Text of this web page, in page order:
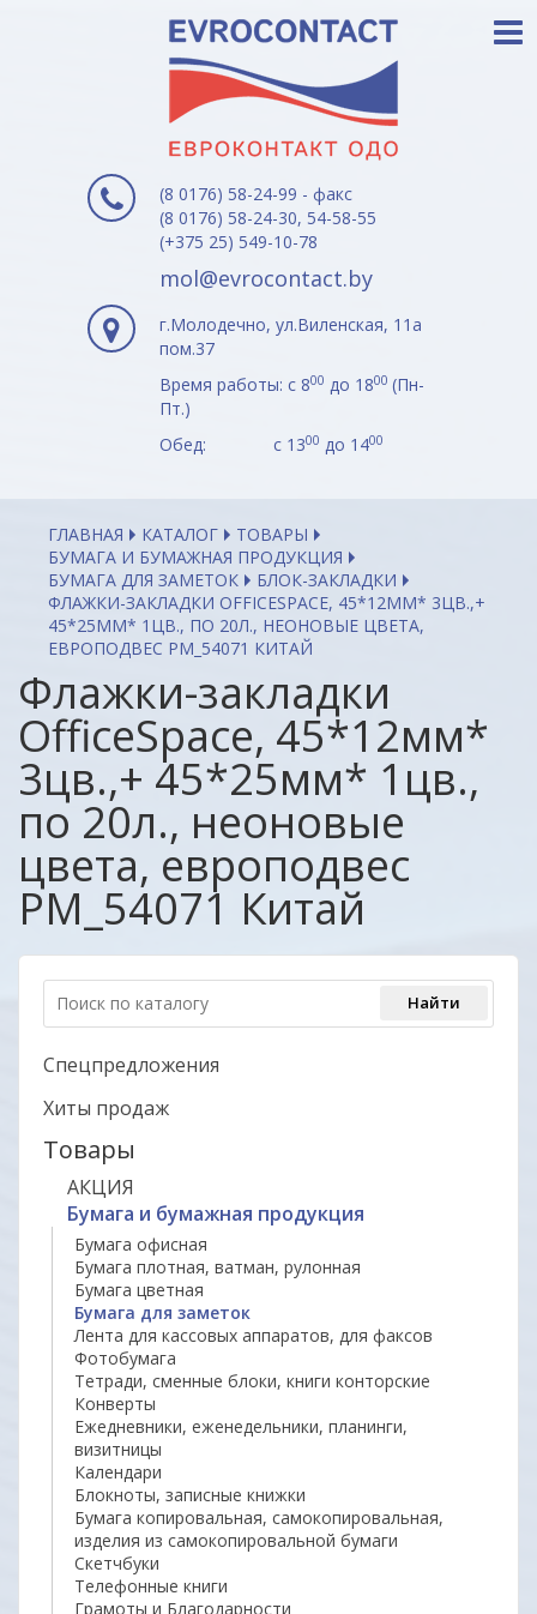
(8 0176) 58-24-99 - факс
(8 0176) 58-24-30, 54-58-55
(+375 25) 549-10-78
mol@evrocontact.by
г.Молодечно, ул.Виленская, 11а
пом.37
Время работы: с 800 до 1800 (Пн-
Пт.)
Обед: с 1300 до 1400
ГЛАВНАЯ КАТАЛОГ
ТОВАРЫ
БУМАГА И БУМАЖНАЯ ПРОДУКЦИЯ
БУМАГА ДЛЯ ЗАМЕТОК
БЛОК-ЗАКЛАДКИ
ФЛАЖКИ-ЗАКЛАДКИ OFFICESPACE, 45*12ММ* 3ЦВ.,+
45*25ММ* 1ЦВ., ПО 20Л., НЕОНОВЫЕ ЦВЕТА,
ЕВРОПОДВЕС PM_54071 КИТАЙ
Флажки-закладки
OfficeSpace, 45*12мм*
3цв.,+ 45*25мм* 1цв.,
по 20л., неоновые
цвета, европодвес
PM_54071 Китай
Спецпредложения
Хиты продаж
Товары
АКЦИЯ
Бумага и бумажная продукция
Бумага офисная
Бумага плотная, ватман, рулонная
Бумага цветная
Бумага для заметок
Лента для кассовых аппаратов, для факсов
Фотобумага
Тетради, сменные блоки, книги конторские
Конверты
Ежедневники, еженедельники, планинги,
визитницы
Календари
Блокноты, записные книжки
Бумага копировальная, самокопировальная,
изделия из самокопировальной бумаги
Скетчбуки
Телефонные книги
Грамоты и Благодарности